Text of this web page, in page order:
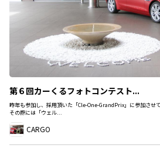
第６回カーくるフォトコンテスト...
昨年も参加し、採用頂いた「Cle-One-GrandPrix」に参加させ
その際には「ウェル...
CARGO